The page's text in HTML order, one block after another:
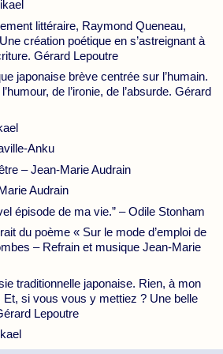
littéraire, Raymond Queneau,
création poétique en s’astreignant à
Gérard Lepoutre
japonaise brève centrée sur l’humain.
de l’ironie, de l’absurde. Gérard
Anku
– Jean-Marie Audrain
Audrain
épisode de ma vie.” – Odile Stonham
du poème « Sur le mode d’emploi de
– Refrain et musique Jean-Marie
traditionnelle japonaise. Rien, à mon
si vous vous y mettiez ? Une belle
Lepoutre